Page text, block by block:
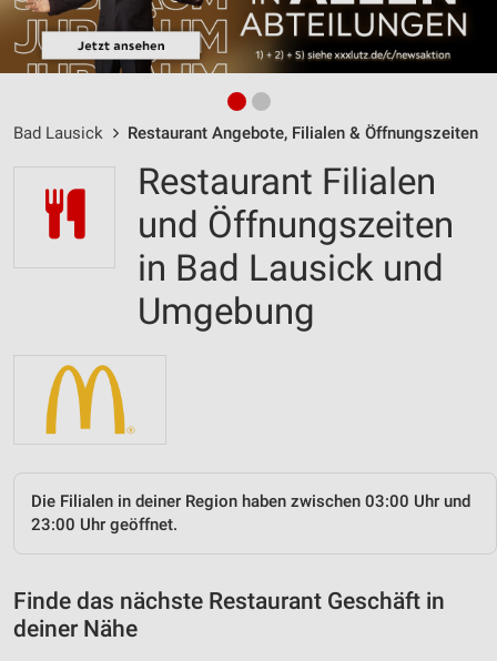
Bad Lausick Restaurant Angebote, Filialen & Öffnungszeiten
Restaurant Filialen
und Öffnungszeiten
in Bad Lausick und
Umgebung
Die Filialen in deiner Region haben zwischen 03:00 Uhr und
23:00 Uhr geöffnet.
Finde das nächste Restaurant Geschäft in
deiner Nähe